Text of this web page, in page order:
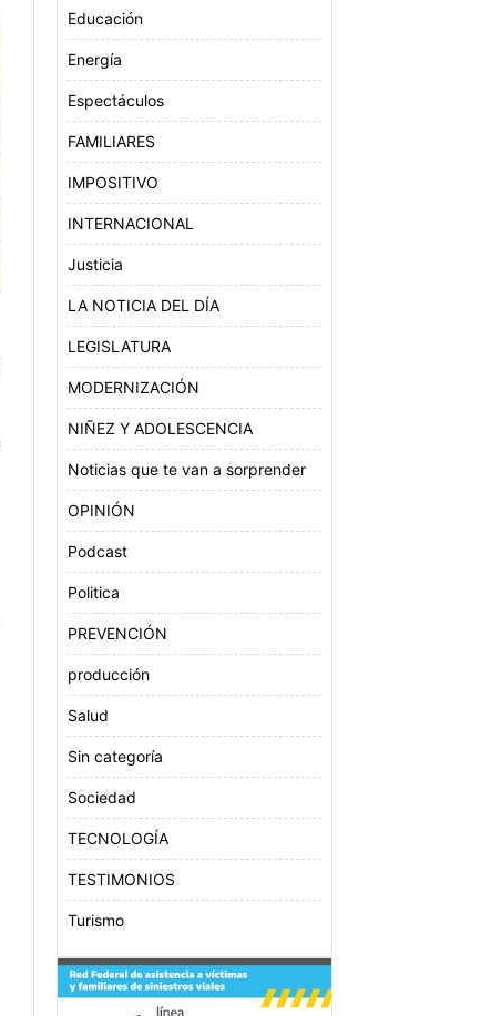
Educación
Energía
Espectáculos
FAMILIARES
IMPOSITIVO
INTERNACIONAL
Justicia
LA NOTICIA DEL DÍA
LEGISLATURA
MODERNIZACIÓN
NIÑEZ Y ADOLESCENCIA
Noticias que te van a sorprender
OPINIÓN
Podcast
Politica
PREVENCIÓN
producción
Salud
Sin categoría
Sociedad
TECNOLOGÍA
TESTIMONIOS
Turismo